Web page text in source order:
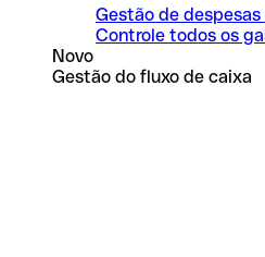
Gestão de
Controle todos os
Novo
Gestão do fluxo de caixa